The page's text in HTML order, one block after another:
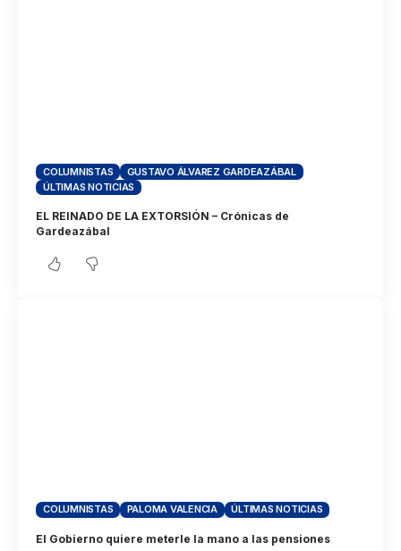
COLUMNISTAS
GUSTAVO ÁLVAREZ GARDEAZÁBAL
ÚLTIMAS NOTICIAS
EL REINADO DE LA EXTORSIÓN – Crónicas de
Gardeazábal
COLUMNISTAS PALOMA VALENCIA ÚLTIMAS NOTICIAS
El Gobierno quiere meterle la mano a las pensiones